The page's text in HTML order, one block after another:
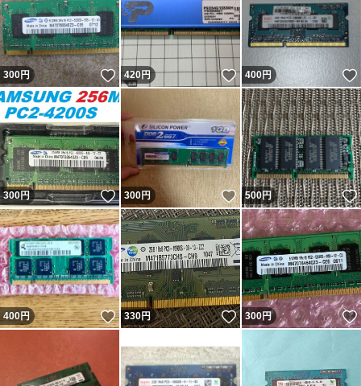
300円 いいね！
420円 いいね！
400円
300円 いいね！
300円 いいね！
500円
400円 いいね！
330円 いいね！
300円